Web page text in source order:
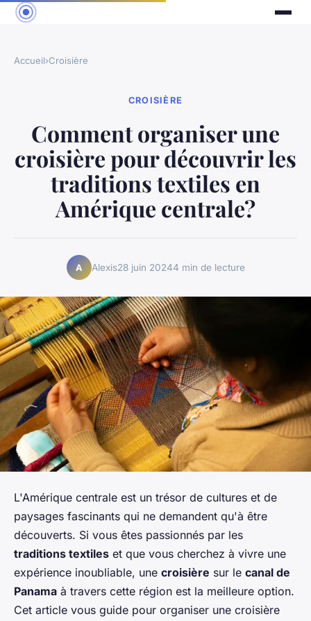
Accueil›Croisière
CROISIÈRE
Comment organiser une
croisière pour découvrir les
traditions textiles en
Amérique centrale?
A Alexis28 juin 20244 min de lecture
L'Amérique centrale est un trésor de cultures et de
paysages fascinants qui ne demandent qu'à être
découverts. Si vous êtes passionnés par les
traditions textiles et que vous cherchez à vivre une
expérience inoubliable, une croisière sur le canal de
Panama à travers cette région est la meilleure option.
Cet article vous guide pour organiser une croisière